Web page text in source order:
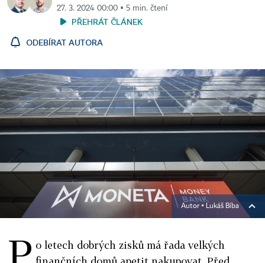
27. 3. 2024 00:00 ▪ 5 min. čtení
PŘEHRÁT ČLÁNEK
ODEBÍRAT AUTORA
Autor ▪ Lukáš Bíba
P o letech dobrých zisků má řada velkých